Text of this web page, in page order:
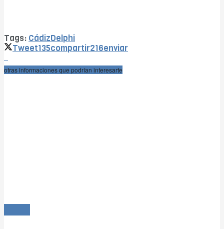
Tags: CádizDelphi
Tweet135compartir216enviar
otras informaciones que podrían interesarte